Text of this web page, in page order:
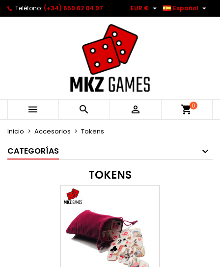
Teléfono: (+34) 659 62 04 97 Español 
EUR € 
   0
Inicio Accesorios Tokens
CATEGORÍAS
TOKENS